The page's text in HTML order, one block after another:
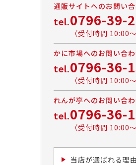
通販サイトへのお問い
tel.0796-39-
（受付時間 10:00
かに市場へのお問い合
tel.0796-36-
（受付時間 10:00
れんが亭へのお問い合
tel.0796-36-
（受付時間 10:00
当店が選ばれる理由